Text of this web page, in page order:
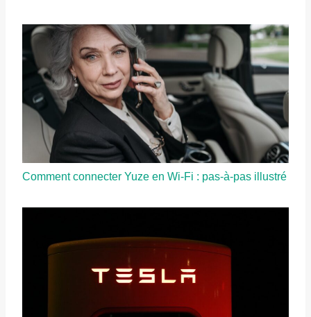
Comment connecter Yuze en Wi-Fi : pas-à-pas illustré